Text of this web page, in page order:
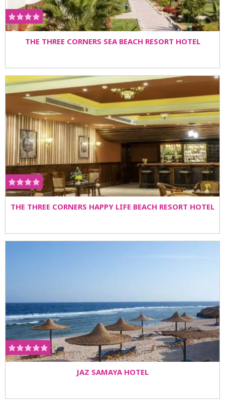
THE THREE CORNERS SEA BEACH RESORT HOTEL
THE THREE CORNERS HAPPY LIFE BEACH RESORT HOTEL
JAZ SAMAYA HOTEL